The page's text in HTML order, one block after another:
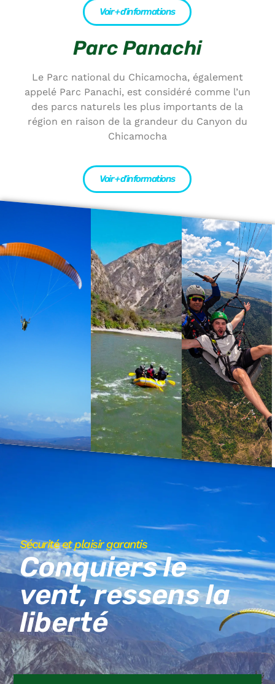
Voir + d’informations
Parc Panachi
Le Parc national du Chicamocha, également
appelé Parc Panachi, est considéré comme l’un
des parcs naturels les plus importants de la
région en raison de la grandeur du Canyon du
Chicamocha
Voir + d’informations
Sécurité et plaisir garantis
Conquiers le
vent, ressens la
liberté